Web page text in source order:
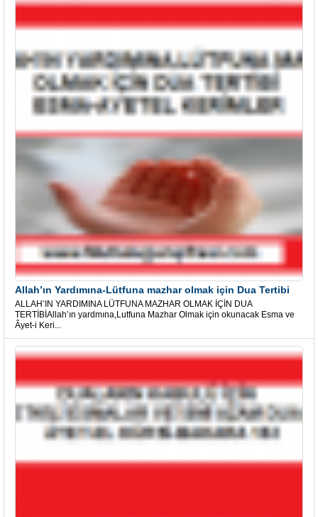
Allah’ın Yardımına-Lütfuna mazhar olmak için Dua Tertibi
ALLAH’IN YARDIMINA LÜTFUNA MAZHAR OLMAK İÇİN DUA
TERTİBİAllah’ın yardmına,Lutfuna Mazhar Olmak için okunacak Esma ve
Âyet-i Keri...